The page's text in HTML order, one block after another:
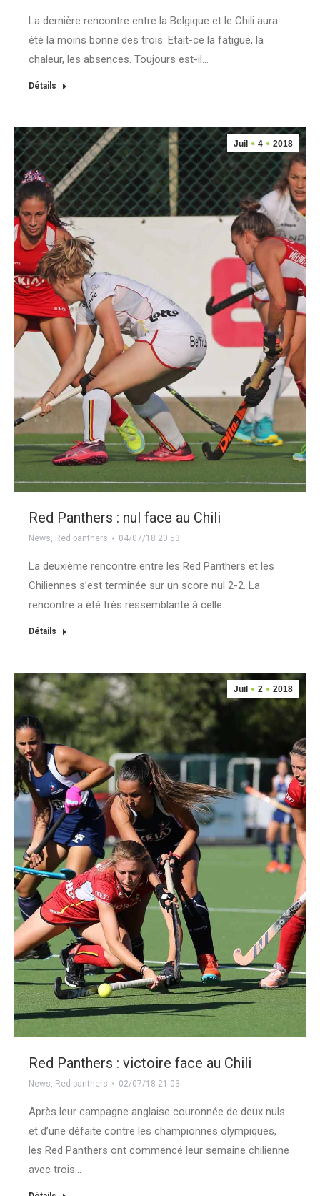
La dernière rencontre entre la Belgique et le Chili aura
été la moins bonne des trois. Etait-ce la fatigue, la
chaleur, les absences. Toujours est-il…
Détails
Juil 4 2018
Red Panthers : nul face au Chili
News, Red panthers 04/07/18 20:53
La deuxième rencontre entre les Red Panthers et les
Chiliennes s’est terminée sur un score nul 2-2. La
rencontre a été très ressemblante à celle…
Détails
Juil 2 2018
Red Panthers : victoire face au Chili
News, Red panthers 02/07/18 21:03
Après leur campagne anglaise couronnée de deux nuls
et d’une défaite contre les championnes olympiques,
les Red Panthers ont commencé leur semaine chilienne
avec trois…